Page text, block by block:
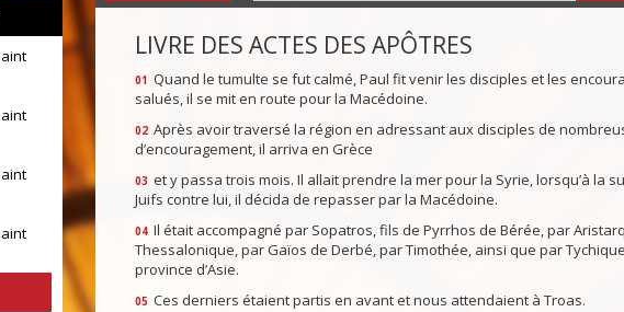
LIVRE DES ACTES DES APÔTRES
01
Quand le tumulte se fut calmé, Paul fit venir les disciples et les
salués, il se mit en route pour la Macédoine.
02 Après avoir traversé la région en adressant aux disciples de
d’encouragement, il arriva en Grèce
03 et y passa trois mois. Il allait prendre la mer pour la Syrie, lorsqu’à la
Juifs contre lui, il décida de repasser par la Macédoine.
04 Il était accompagné par Sopatros, fils de Pyrrhos de Bérée, par
Thessalonique, par Gaïos de Derbé, par Timothée, ainsi que par
province d’Asie.
05 Ces derniers étaient partis en avant et nous attendaient à Troas.